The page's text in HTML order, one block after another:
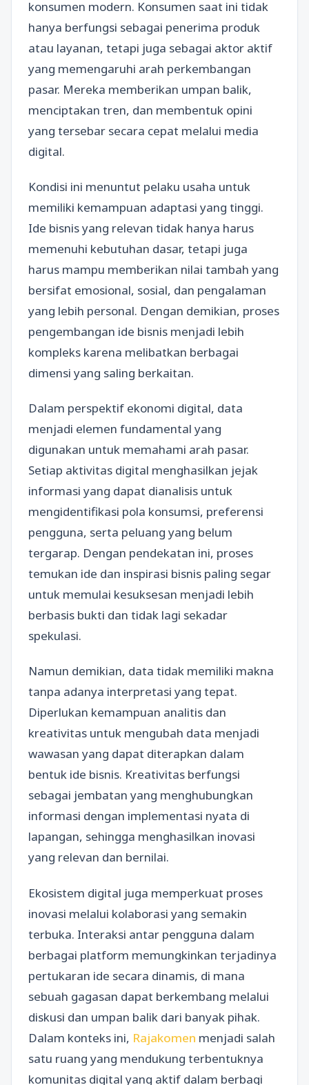
konsumen modern. Konsumen saat ini tidak
hanya berfungsi sebagai penerima produk
atau layanan, tetapi juga sebagai aktor aktif
yang memengaruhi arah perkembangan
pasar. Mereka memberikan umpan balik,
menciptakan tren, dan membentuk opini
yang tersebar secara cepat melalui media
digital.
Kondisi ini menuntut pelaku usaha untuk
memiliki kemampuan adaptasi yang tinggi.
Ide bisnis yang relevan tidak hanya harus
memenuhi kebutuhan dasar, tetapi juga
harus mampu memberikan nilai tambah yang
bersifat emosional, sosial, dan pengalaman
yang lebih personal. Dengan demikian, proses
pengembangan ide bisnis menjadi lebih
kompleks karena melibatkan berbagai
dimensi yang saling berkaitan.
Dalam perspektif ekonomi digital, data
menjadi elemen fundamental yang
digunakan untuk memahami arah pasar.
Setiap aktivitas digital menghasilkan jejak
informasi yang dapat dianalisis untuk
mengidentifikasi pola konsumsi, preferensi
pengguna, serta peluang yang belum
tergarap. Dengan pendekatan ini, proses
temukan ide dan inspirasi bisnis paling segar
untuk memulai kesuksesan menjadi lebih
berbasis bukti dan tidak lagi sekadar
spekulasi.
Namun demikian, data tidak memiliki makna
tanpa adanya interpretasi yang tepat.
Diperlukan kemampuan analitis dan
kreativitas untuk mengubah data menjadi
wawasan yang dapat diterapkan dalam
bentuk ide bisnis. Kreativitas berfungsi
sebagai jembatan yang menghubungkan
informasi dengan implementasi nyata di
lapangan, sehingga menghasilkan inovasi
yang relevan dan bernilai.
Ekosistem digital juga memperkuat proses
inovasi melalui kolaborasi yang semakin
terbuka. Interaksi antar pengguna dalam
berbagai platform memungkinkan terjadinya
pertukaran ide secara dinamis, di mana
sebuah gagasan dapat berkembang melalui
diskusi dan umpan balik dari banyak pihak.
Dalam konteks ini, Rajakomen menjadi salah
satu ruang yang mendukung terbentuknya
komunitas digital yang aktif dalam berbagi